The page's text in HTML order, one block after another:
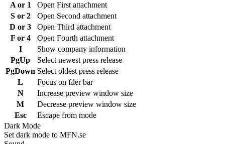
A or 1
Open First attachment
S or 2
Open Second attachment
D or 3
Open Third attachment
F or 4
Open Fourth attachment
I
Show company information
PgUp
Select newest press release
PgDown Select oldest press release
L
Focus on filer bar
N
Increase preview window size
M
Decrease preview window size
Esc
Escape from mode
Dark Mode
Set dark mode to MFN.se